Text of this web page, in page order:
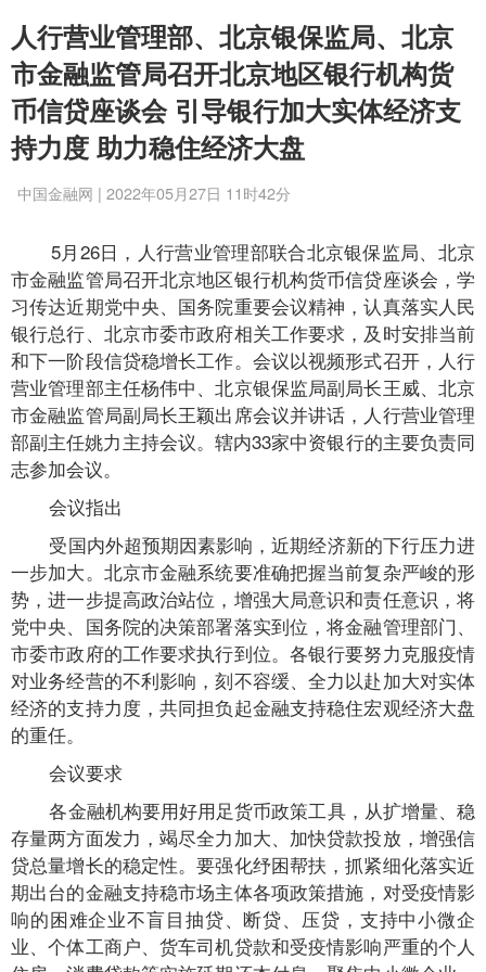
人行营业管理部、北京银保监局、北京
市金融监管局召开北京地区银行机构货
币信贷座谈会 引导银行加大实体经济支
持力度 助力稳住经济大盘
中国金融网 | 2022年05月27日 11时42分
5月26日，人行营业管理部联合北京银保监局、北京
市金融监管局召开北京地区银行机构货币信贷座谈会，学
习传达近期党中央、国务院重要会议精神，认真落实人民
银行总行、北京市委市政府相关工作要求，及时安排当前
和下一阶段信贷稳增长工作。会议以视频形式召开，人行
营业管理部主任杨伟中、北京银保监局副局长王威、北京
市金融监管局副局长王颖出席会议并讲话，人行营业管理
部副主任姚力主持会议。辖内33家中资银行的主要负责同
志参加会议。
会议指出
受国内外超预期因素影响，近期经济新的下行压力进
一步加大。北京市金融系统要准确把握当前复杂严峻的形
势，进一步提高政治站位，增强大局意识和责任意识，将
党中央、国务院的决策部署落实到位，将金融管理部门、
市委市政府的工作要求执行到位。各银行要努力克服疫情
对业务经营的不利影响，刻不容缓、全力以赴加大对实体
经济的支持力度，共同担负起金融支持稳住宏观经济大盘
的重任。
会议要求
各金融机构要用好用足货币政策工具，从扩增量、稳
存量两方面发力，竭尽全力加大、加快贷款投放，增强信
贷总量增长的稳定性。要强化纾困帮扶，抓紧细化落实近
期出台的金融支持稳市场主体各项政策措施，对受疫情影
响的困难企业不盲目抽贷、断贷、压贷，支持中小微企
业、个体工商户、货车司机贷款和受疫情影响严重的个人